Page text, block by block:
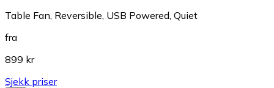
Table Fan, Reversible, USB Powered, Quiet
fra
899 kr
Sjekk priser